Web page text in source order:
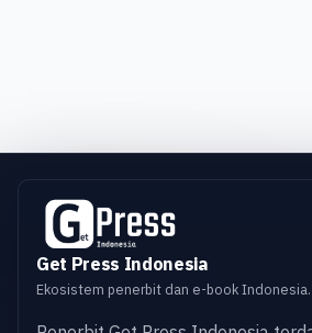
Get Press Indonesia
Ekosistem penerbit dan e-book Indonesia.